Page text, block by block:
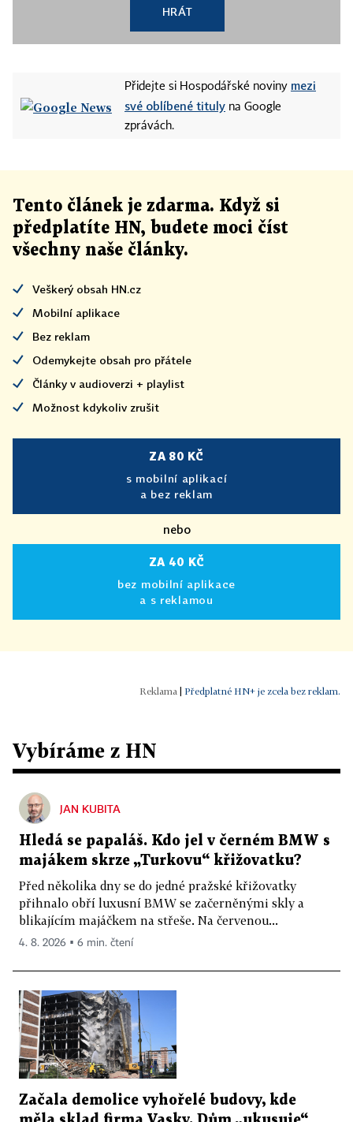
HRÁT
Přidejte si Hospodářské noviny mezi
své oblíbené tituly na Google
zprávách.
Tento článek je zdarma. Když si
předplatíte HN, budete moci číst
všechny naše články.
Veškerý obsah HN.cz
Mobilní aplikace
Bez reklam
Odemykejte obsah pro přátele
Články v audioverzi + playlist
Možnost kdykoliv zrušit
ZA 80 KČ
s mobilní aplikací
a bez reklam
nebo
ZA 40 KČ
bez mobilní aplikace
a s reklamou
| Předplatné HN+ je zcela bez reklam.
Vybíráme z HN
JAN KUBITA
Hledá se papaláš. Kdo jel v černém BMW s
majákem skrze „Turkovu“ křižovatku?
Před několika dny se do jedné pražské křižovatky
přihnalo obří luxusní BMW se začerněnými skly a
blikajícím majáčkem na střeše. Na červenou...
4. 8. 2026 ▪ 6 min. čtení
Začala demolice vyhořelé budovy, kde